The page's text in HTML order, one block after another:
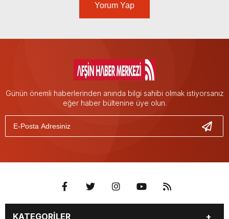
Yorum Yap
Günün önemli haberlerinden anında bilgi sahibi olmak istiyorsanız
eğer haber bültenine üye olun.
KATEGORİLER